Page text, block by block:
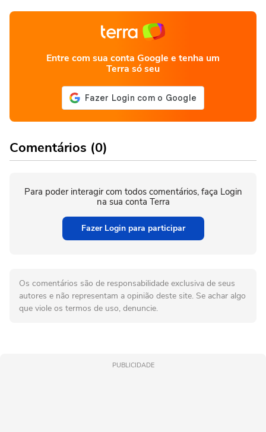
Entre com sua conta Google e tenha um
Terra só seu
Comentários (0)
Para poder interagir com todos comentários, faça Login
na sua conta Terra
Fazer Login para participar
Os comentários são de responsabilidade exclusiva de seus
autores e não representam a opinião deste site. Se achar algo
que viole os termos de uso, denuncie.
PUBLICIDADE